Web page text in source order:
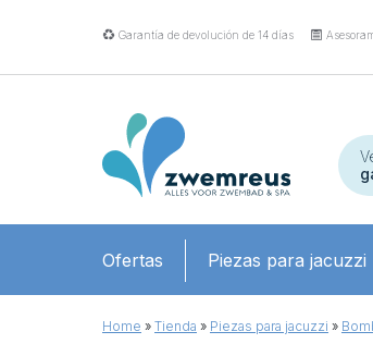
Garantía de devolución de 14 días
Ofertas Piezas para jacuzzi
Home » Tienda » Piezas para jacuzzi »